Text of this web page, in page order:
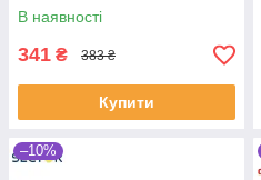
В наявності
341 ₴ 383 ₴
Купити
–10%